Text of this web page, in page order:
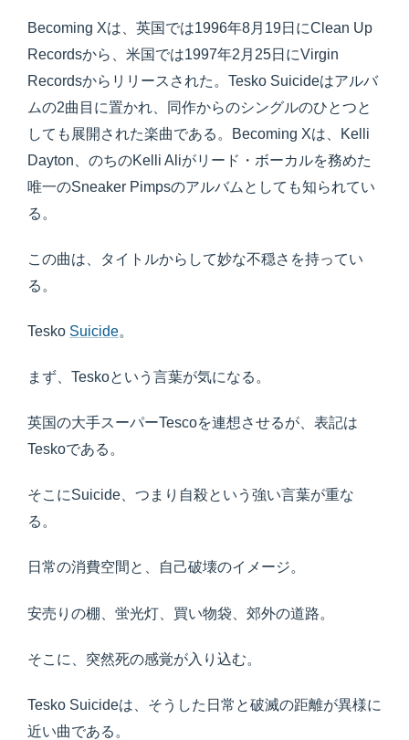
Becoming Xは、英国では1996年8月19日にClean Up
Recordsから、米国では1997年2月25日にVirgin
Recordsからリリースされた。Tesko Suicideはアルバ
ムの2曲目に置かれ、同作からのシングルのひとつと
しても展開された楽曲である。Becoming Xは、Kelli
Dayton、のちのKelli Aliがリード・ボーカルを務めた
唯一のSneaker Pimpsのアルバムとしても知られてい
る。
この曲は、タイトルからして妙な不穏さを持ってい
る。
Tesko Suicide。
まず、Teskoという言葉が気になる。
英国の大手スーパーTescoを連想させるが、表記は
Teskoである。
そこにSuicide、つまり自殺という強い言葉が重な
る。
日常の消費空間と、自己破壊のイメージ。
安売りの棚、蛍光灯、買い物袋、郊外の道路。
そこに、突然死の感覚が入り込む。
Tesko Suicideは、そうした日常と破滅の距離が異様に
近い曲である。